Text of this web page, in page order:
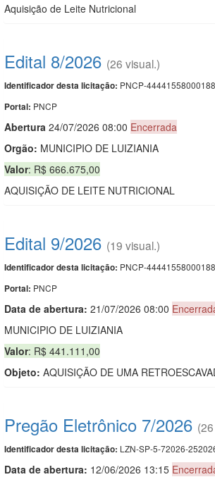
Aquisição de Leite Nutricional
Edital 8/2026 (26 visual.)
Identificador desta licitação: PNCP-
Portal: PNCP
Abertura 24/07/2026 08:00 Encerrada
Orgão: MUNICIPIO DE LUIZIANIA
Valor: R$ 666.675,00
AQUISIÇÃO DE LEITE NUTRICIONAL
Edital 9/2026 (19 visual.)
Identificador desta licitação: PNCP-
Portal: PNCP
Data de abertura: 21/07/2026 08:00
MUNICIPIO DE LUIZIANIA
Valor: R$ 441.111,00
Objeto: AQUISIÇÃO DE UMA
Pregão Eletrônico 7/2026
Identificador desta licitação: LZN-SP-5-72026-
Data de abertura: 12/06/2026 13:15